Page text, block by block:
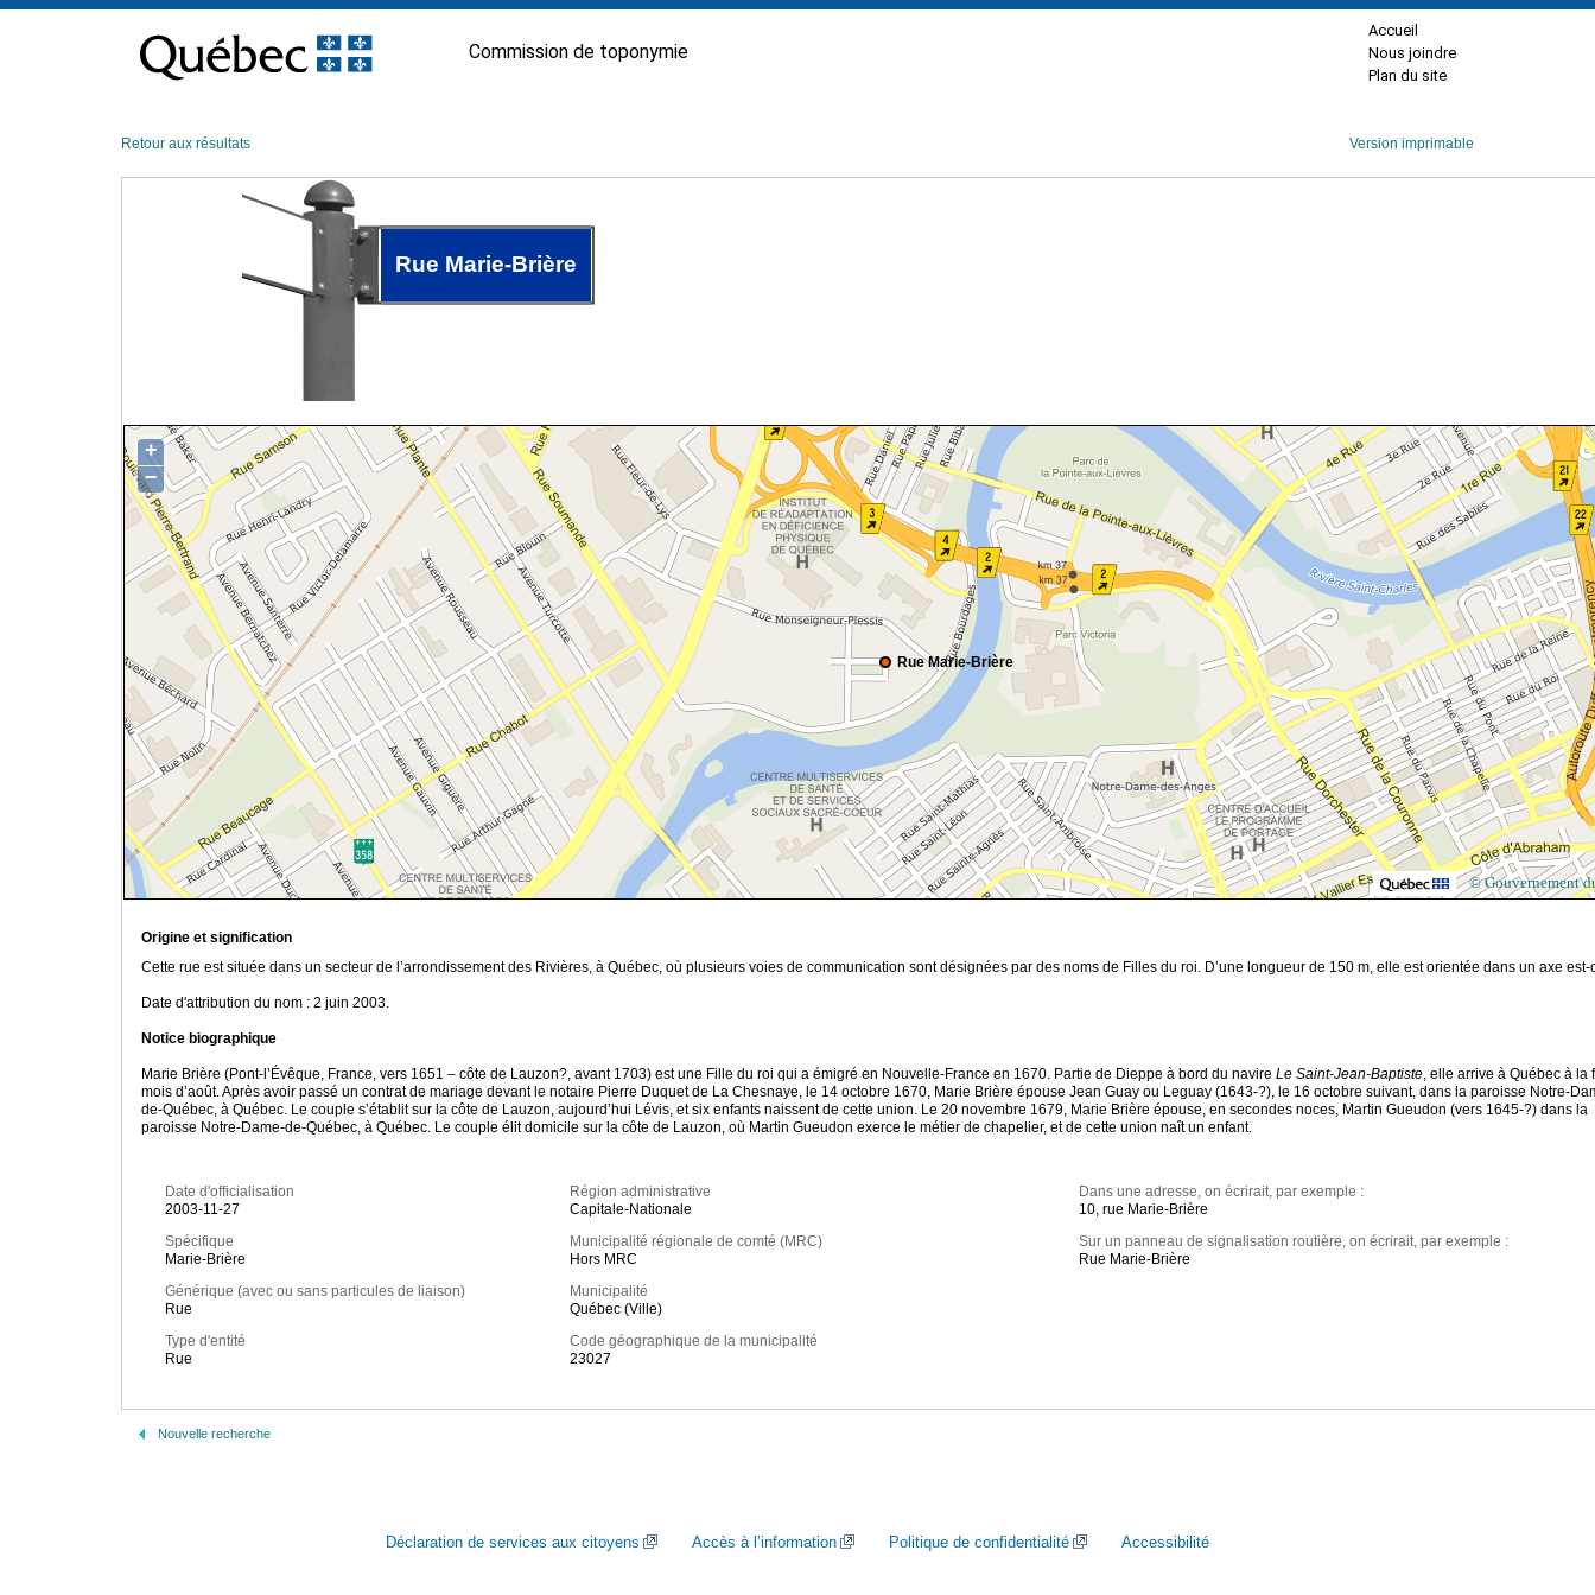
contenu
Commission de toponymie
Accueil
Nous joindre
Plan du site
Retour aux résultats Version imprimable
Rue Marie-Brière
Rue Marie-Brière
+
−
© Gouvernement
Origine et signification
Cette rue est située dans un secteur de l’arrondissement des Rivières, à Québec, où plusieurs voies de communication sont désignées par des noms de Filles du roi. D’une longueur de 150 m, elle est orientée dans un axe est-
Date d'attribution du nom : 2 juin 2003.
Notice biographique
Marie Brière (Pont-l’Évêque, France, vers 1651 – côte de Lauzon?, avant 1703) est une Fille du roi qui a émigré en Nouvelle-France en 1670. Partie de Dieppe à bord du navire Le Saint-Jean-Baptiste, elle arrive à Québec à la
mois d’août. Après avoir passé un contrat de mariage devant le notaire Pierre Duquet de La Chesnaye, le 14 octobre 1670, Marie Brière épouse Jean Guay ou Leguay (1643-?), le 16 octobre suivant, dans la paroisse Notre-
de-Québec, à Québec. Le couple s’établit sur la côte de Lauzon, aujourd’hui Lévis, et six enfants naissent de cette union. Le 20 novembre 1679, Marie Brière épouse, en secondes noces, Martin Gueudon (vers 1645-?) dans la
paroisse Notre-Dame-de-Québec, à Québec. Le couple élit domicile sur la côte de Lauzon, où Martin Gueudon exerce le métier de chapelier, et de cette union naît un enfant.
Date d'officialisation
2003-11-27
Spécifique
Marie-Brière
Générique (avec ou sans particules de liaison)
Rue
Type d'entité
Rue
Région administrative
Capitale-Nationale
Municipalité régionale de comté (MRC)
Hors MRC
Municipalité
Québec (Ville)
Code géographique de la municipalité
23027
Dans une adresse, on écrirait, par exemple :
10, rue Marie-Brière
Sur un panneau de signalisation routière, on écrirait, par exemple :
Rue Marie-Brière
Nouvelle recherche
Déclaration de services aux citoyens Accès à l’information Politique de confidentialité Accessibilité